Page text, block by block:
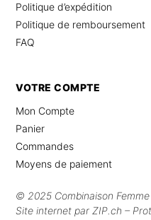
Politique d’expédition
Politique de remboursement
FAQ
VOTRE COMPTE
Mon Compte
Panier
Commandes
Moyens de paiement
© 2025 Combinaison
Site internet par ZIP.ch –